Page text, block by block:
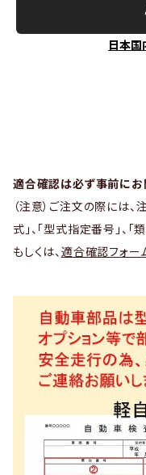
日本国
適合確認は必ず事前にお
（注意）ご注文の際には、
式」、「型式指定番号」、
もしくは、 適合確認フォー